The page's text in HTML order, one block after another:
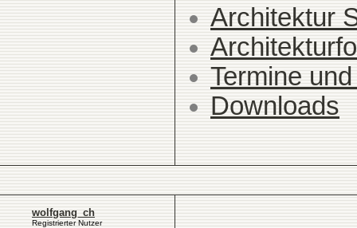
Architektur
Termine
Downloads
wolfgang_ch
Registrierter Nutzer